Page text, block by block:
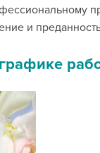
и